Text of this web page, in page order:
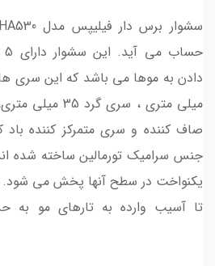
میلی متری ، سری
صاف کننده و سری متمرکز کننده
جنس سرامیک تورمالین ساخته شده
یکنواخت در سطح آنها پخش می
تا آسیب وارده به تارهای مو به